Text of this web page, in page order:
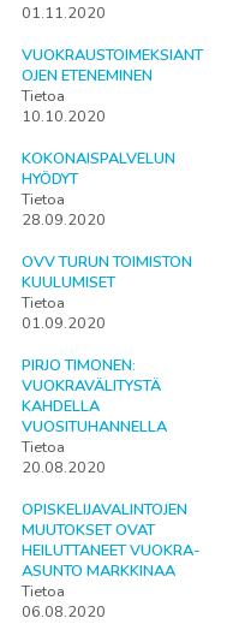
01.11.2020
VUOKRAUSTOIMEKSIANT
OJEN ETENEMINEN
Tietoa
10.10.2020
KOKONAISPALVELUN
HYÖDYT
Tietoa
28.09.2020
OVV TURUN TOIMISTON
KUULUMISET
Tietoa
01.09.2020
PIRJO TIMONEN:
VUOKRAVÄLITYSTÄ
KAHDELLA
VUOSITUHANNELLA
Tietoa
20.08.2020
OPISKELIJAVALINTOJEN
MUUTOKSET OVAT
HEILUTTANEET VUOKRA-
ASUNTO MARKKINAA
Tietoa
06.08.2020